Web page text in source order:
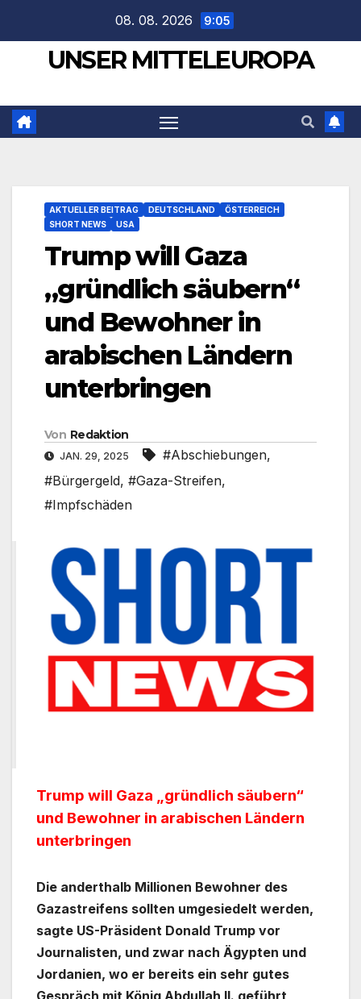
springen
08. 08. 2026 9:05
UNSER MITTELEUROPA
AKTUELLER BEITRAG DEUTSCHLAND
ÖSTERREICH
SHORT NEWS
USA
Trump will Gaza
„gründlich säubern“
und Bewohner in
arabischen Ländern
unterbringen
Von Redaktion
JAN. 29, 2025 #Abschiebungen,
#Bürgergeld, #Gaza-Streifen,
#Impfschäden
Trump will Gaza „gründlich säubern“
und Bewohner in arabischen Ländern
unterbringen
Die anderthalb Millionen Bewohner des
Gazastreifens sollten umgesiedelt werden,
sagte US-Präsident Donald Trump vor
Journalisten, und zwar nach Ägypten und
Jordanien, wo er bereits ein sehr gutes